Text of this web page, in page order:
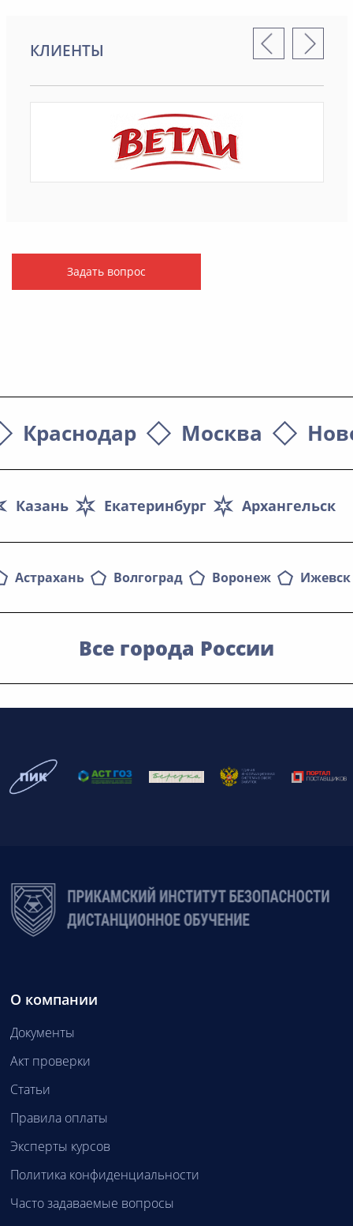
КЛИЕНТЫ
Задать вопрос
Краснодар Москва
Архангельск
Екатеринбург
Казань
Астрахань Волгоград Воронеж Ижевск
Все города России
О компании
Документы
Акт проверки
Статьи
Правила оплаты
Эксперты курсов
Политика конфиденциальности
Часто задаваемые вопросы